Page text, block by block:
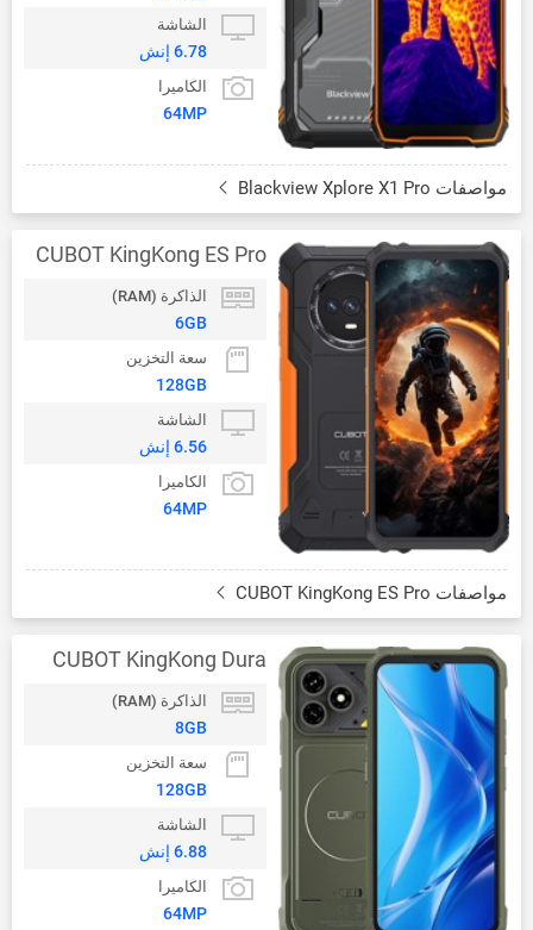
الشاشة
6.78 إنش
الكاميرا
64MP
مواصفات Blackview Xplore X1 Pro
CUBOT KingKong ES Pro
الذاكرة (RAM)
6GB
سعة التخزين
128GB
الشاشة
6.56 إنش
الكاميرا
64MP
مواصفات CUBOT KingKong ES Pro
CUBOT KingKong Dura
الذاكرة (RAM)
8GB
سعة التخزين
128GB
الشاشة
6.88 إنش
الكاميرا
64MP